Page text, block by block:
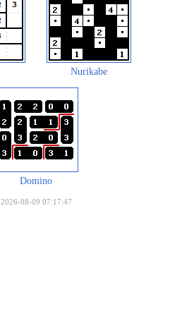
Nurikabe
Domino
2026-08-09 07:17:47